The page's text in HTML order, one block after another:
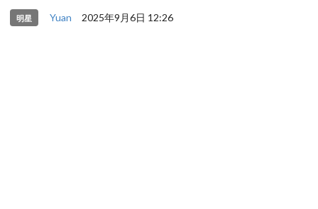
明星 Yuan 2025年9月6日 12:26